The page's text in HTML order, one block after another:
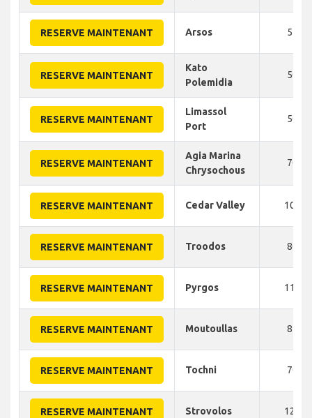
RESERVE MAINTENANT Arsos 55
RESERVE MAINTENANT
Kato
Polemidia
50
RESERVE MAINTENANT
Limassol
Port
50
RESERVE MAINTENANT
Agia Marina
Chrysochous
70
RESERVE MAINTENANT Cedar Valley 100
RESERVE MAINTENANT Troodos 80
RESERVE MAINTENANT Pyrgos 110
RESERVE MAINTENANT Moutoullas 85
RESERVE MAINTENANT Tochni 70
RESERVE MAINTENANT Strovolos 125